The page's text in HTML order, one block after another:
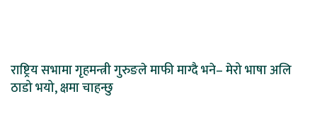
राष्ट्रिय सभामा गृहमन्त्री गुरुङले माफी माग्दै भने– मेरो भाषा अलि
ठाडो भयो, क्षमा चाहन्छु